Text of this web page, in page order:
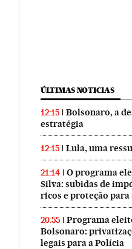
ÚLTIMAS NOTICIAS
12:15
Bolsonaro, a
estratégia
12:15 Lula, uma
21:14
O programa
Silva: subidas de
ricos e proteção
20:55
Programa
Bolsonaro:
legais para a Polícia